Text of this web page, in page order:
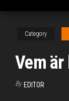
Category
Vem är
By EDITOR